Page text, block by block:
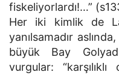
fiskeliyorlardı!…”
Her iki kimlik de
yanılsamadır
büyük Bay
vurgular: “karşılıklı